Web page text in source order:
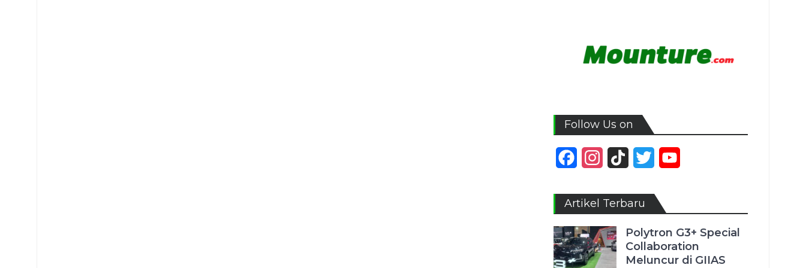
Follow Us on
FacebookInstagram
TikTok Twitter
Artikel Terbaru
Polytron G3+ Special
Collaboration
Meluncur di GIIAS